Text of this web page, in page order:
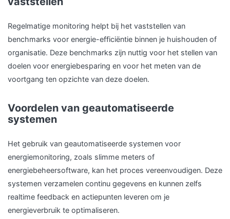
Regelmatige monitoring helpt bij het vaststellen van
benchmarks voor energie-efficiëntie binnen je huishouden of
organisatie. Deze benchmarks zijn nuttig voor het stellen van
doelen voor energiebesparing en voor het meten van de
voortgang ten opzichte van deze doelen.
Voordelen van geautomatiseerde
systemen
Het gebruik van geautomatiseerde systemen voor
energiemonitoring, zoals slimme meters of
energiebeheersoftware, kan het proces vereenvoudigen. Deze
systemen verzamelen continu gegevens en kunnen zelfs
realtime feedback en actiepunten leveren om je
energieverbruik te optimaliseren.